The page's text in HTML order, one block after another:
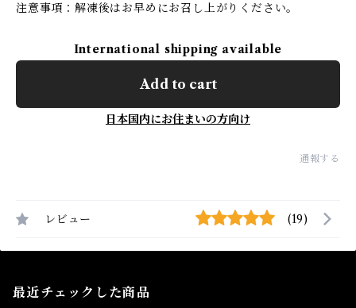
注意事項：解凍後はお早めにお召し上がりください。
International shipping available
Add to cart
日本国内にお住まいの方向け
通報する
レビュー (19)
最近チェックした商品